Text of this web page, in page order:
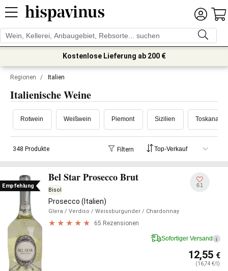
Kostenlose Lieferung ab 200 €
Regionen / Italien
Italienische Weine
Rotwein Weißwein Piemont Sizilien Toskana
348 Produkte Filtern
Empfehlung
Bel Star Prosecco Brut
Bisol
Prosecco (Italien)
Glera / Verdiso / Weissburgunder / Chardonnay
65 Rezensionen
61
Sofortiger Versand i
12,55 €
(16,74 €/l)